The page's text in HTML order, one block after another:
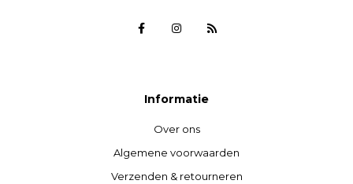
Informatie
Over ons
Algemene voorwaarden
Verzenden & retourneren